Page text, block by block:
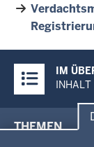
Inhalte
IM
INHALT
in
THEMEN